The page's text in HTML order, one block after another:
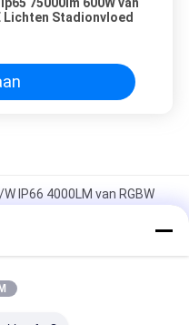
Lichten Stadionvloed
IP66 4000LM van RGBW
30W 4000K van RGBW